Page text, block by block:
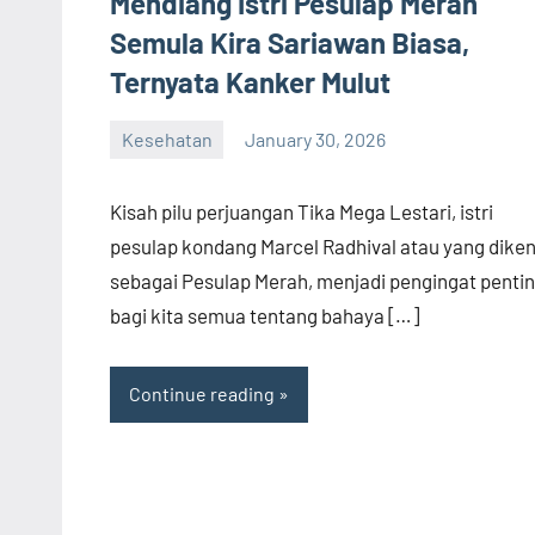
Semula Kira Sariawan Biasa,
Ternyata Kanker Mulut
Kesehatan January 30, 2026
Kisah pilu perjuangan Tika Mega Lestari, istri
pesulap kondang Marcel Radhival atau yang
sebagai Pesulap Merah, menjadi pengingat
bagi kita semua tentang bahaya […]
Continue reading